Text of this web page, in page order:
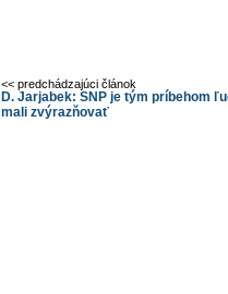
<< predchádzajúci článok
D. Jarjabek: SNP je tým príbehom
mali zvýrazňovať